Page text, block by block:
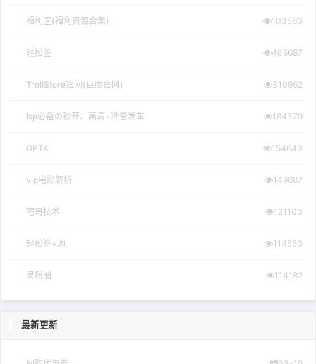
福利区(福利资源合集) 103560
轻松签 405687
TrollStore官网(巨魔官网) 310962
lsp必备の秒开、高清~准备发车 184379
GPT4 154640
vip电影解析 149687
宅哥技术 121100
轻松签+源 114550
果粉圈 114182
最新更新